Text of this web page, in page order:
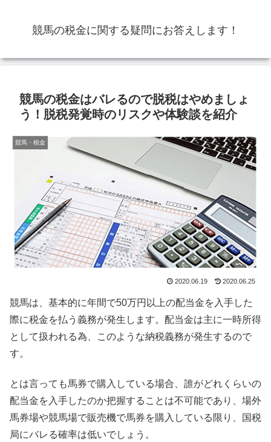
競馬の税金に関する疑問にお答えします！
競馬の税金はバレるので脱税はやめましょ
う！脱税発覚時のリスクや体験談を紹介
競馬・税金
2020.06.19 2020.06.25
競馬は、基本的に年間で50万円以上の配当金を入手した
際に税金を払う義務が発生します。配当金は主に一時所得
として扱われる為、このような納税義務が発生するので
す。
とは言っても馬券で購入している場合、誰がどれくらいの
配当金を入手したのか把握することは不可能であり、場外
馬券場や競馬場で販売機で馬券を購入している限り、国税
局にバレる確率は低いでしょう。